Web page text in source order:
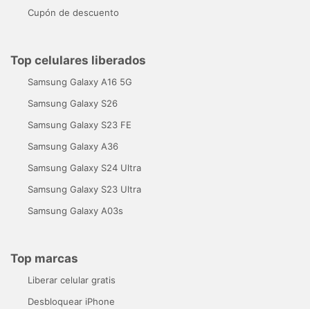
Cupón de descuento
Top celulares liberados
Samsung Galaxy A16 5G
Samsung Galaxy S26
Samsung Galaxy S23 FE
Samsung Galaxy A36
Samsung Galaxy S24 Ultra
Samsung Galaxy S23 Ultra
Samsung Galaxy A03s
Top marcas
Liberar celular gratis
Desbloquear iPhone